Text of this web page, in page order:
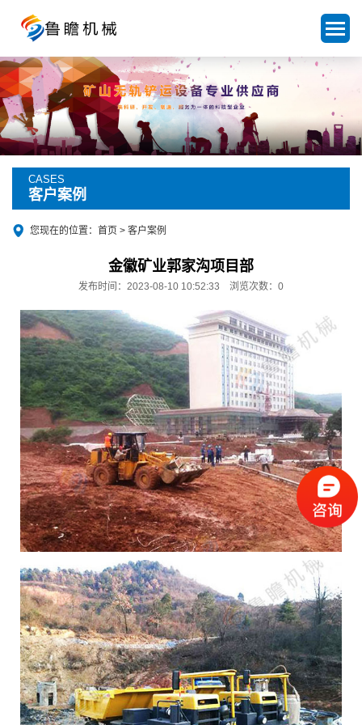
CASES
客户案例
您现在的位置： 首页 > 客户案例
金徽矿业郭家沟项目部
发布时间：2023-08-10 10:52:33 浏览次数： 0